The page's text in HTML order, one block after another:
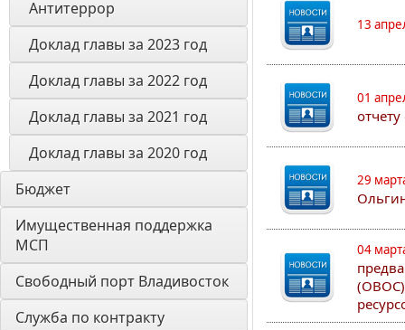
Антитеррор
Доклад главы за 2023 год
Доклад главы за 2022 год
Доклад главы за 2021 год
Доклад главы за 2020 год
Бюджет
Имущественная поддержка
МСП
Свободный порт Владивосток
Служба по контракту
13
01
29
04